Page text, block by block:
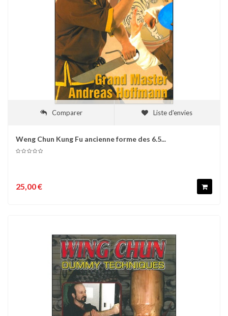
Comparer Liste d'envies
Weng Chun Kung Fu ancienne forme des 6.5...
25,00 €